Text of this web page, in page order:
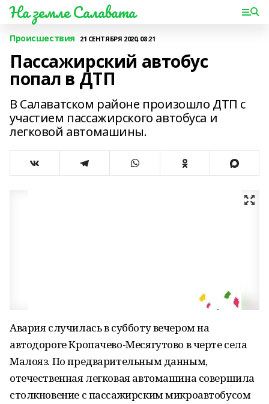
На земле Салавата
Происшествия 21 СЕНТЯБРЯ 2020, 08:21
Пассажирский автобус
попал в ДТП
В Салаватском районе произошло ДТП с
участием пассажирского автобуса и
легковой автомашины.
Авария случилась в субботу вечером на
автодороге Кропачево-Месягутово в черте села
Малояз. По предварительным данным,
отечественная легковая автомашина совершила
столкновение с пассажирским микроавтобусом